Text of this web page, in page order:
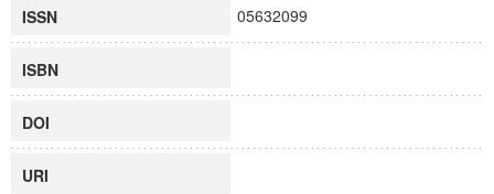
ISSN 05632099
ISBN
DOI
URI